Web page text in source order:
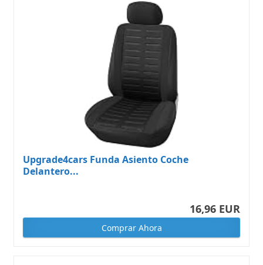
Upgrade4cars Funda Asiento Coche
Delantero...
16,96 EUR
Comprar Ahora